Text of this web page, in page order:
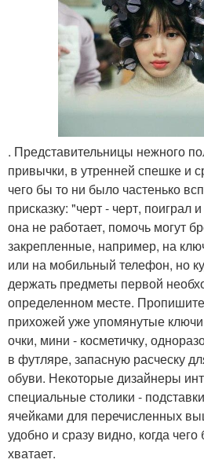
. Представительницы нежного
привычки, в утренней спешке и
чего бы то ни было частенько
присказку: "черт - черт, поиграл
она не работает, помочь могут
закрепленные, например, на
или на мобильный телефон, но
держать предметы первой
определенном месте.
прихожей уже упомянутые
очки, мини - косметичку,
в футляре, запасную расческу
обуви. Некоторые дизайнеры
специальные столики -
ячейками для перечисленных
удобно и сразу видно, когда
хватает.